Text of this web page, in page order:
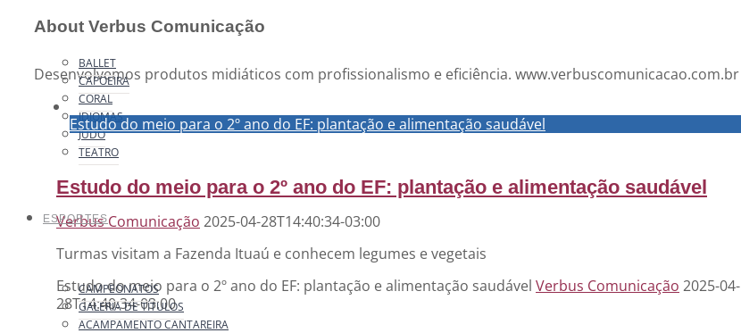
BALLET
CAPOEIRA
CORAL
IDIOMAS
JUDÔ
TEATRO
ESPORTES
CAMPEONATOS
GALERIA DE TÍTULOS
ACAMPAMENTO CANTAREIRA
About Verbus Comunicação
Desenvolvemos produtos midiáticos com profissionalismo e eficiência. www.verbuscomunicacao.com.br
Estudo do meio para o 2º ano do EF: plantação e alimentação saudável
Estudo do meio para o 2º ano do EF: plantação e alimentação saudável
Verbus Comunicação 2025-04-28T14:40:34-03:00
Turmas visitam a Fazenda Ituaú e conhecem legumes e vegetais
Estudo do meio para o 2º ano do EF: plantação e alimentação saudável Verbus Comunicação 2025-04-
28T14:40:34-03:00